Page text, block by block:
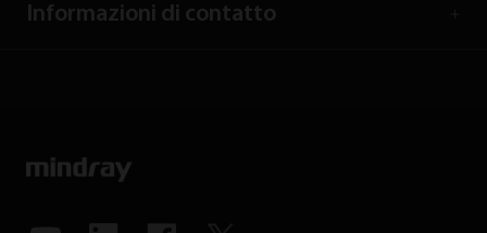
Informazioni di contatto